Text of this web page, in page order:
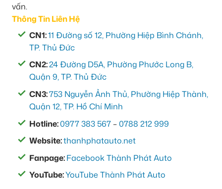
vấn.
Thông Tin Liên Hệ
CN1:11 Đường số 12, Phường Hiệp Bình Chánh,
TP. Thủ Đức
CN2:24 Đường D5A, Phường Phước Long B,
Quận 9, TP. Thủ Đức
CN3:753 Nguyễn Ảnh Thủ, Phường Hiệp Thành,
Quận 12, TP. Hồ Chí Minh
Hotline:0977 383 567 –0788 212 999
Website:thanhphatauto.net
Fanpage:Facebook Thành Phát Auto
YouTube:YouTube Thành Phát Auto